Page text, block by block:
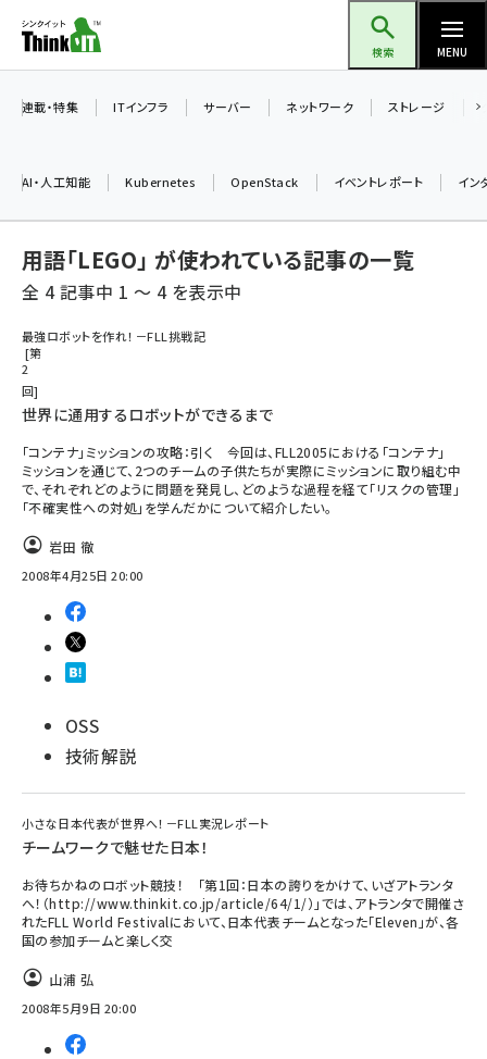
ン
ツ
検索 MENU
加藤銘のチーム貢献～仲間と築いた勝利の絆～ (2297)
iot女子会 (2248)
drupal (1929)
genai (1468)
abc123 (1341)
連載・特集 ITインフラ サーバー ネットワーク ストレージ
AI・人工知能 Kubernetes OpenStack イベントレポート イン
用語「LEGO」 が使われている記事の一覧
全 4 記事中 1 ～ 4 を表示中
最強ロボットを作れ！－FLL挑戦記
第
2
回
世界に通用するロボットができるまで
「コンテナ」ミッションの攻略：引く 今回は、FLL2005における「コンテナ」
ミッションを通じて、2つのチームの子供たちが実際にミッションに取り組む中
で、それぞれどのように問題を発見し、どのような過程を経て「リスクの管理」
「不確実性への対処」を学んだかについて紹介したい。
岩田 徹
2008年4月25日 20:00
OSS
技術解説
小さな日本代表が世界へ！－FLL実況レポート
チームワークで魅せた日本！
お待ちかねのロボット競技！ 「第1回：日本の誇りをかけて、いざアトランタ
へ！（http://www.thinkit.co.jp/article/64/1/）」では、アトランタで開催さ
れたFLL World Festivalにおいて、日本代表チームとなった「Eleven」が、各
国の参加チームと楽しく交
山浦 弘
2008年5月9日 20:00